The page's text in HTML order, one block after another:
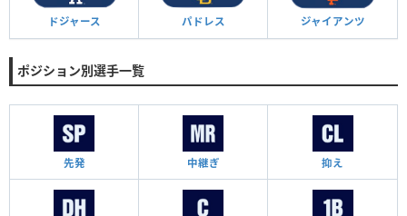
ドジャース パドレス ジャイアンツ
ポジション別選手一覧
先発 中継ぎ 抑え